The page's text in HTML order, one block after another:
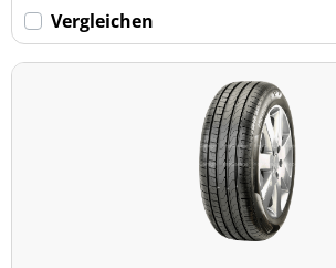
Keine Run-flat (106)
Vergleichen